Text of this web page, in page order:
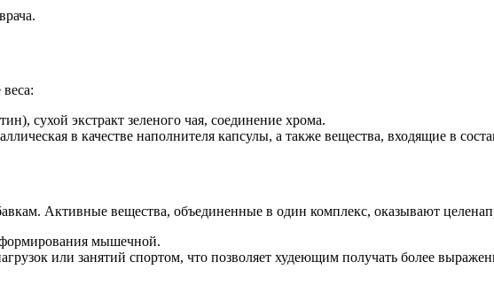
сухой экстракт зеленого чая, соединение хрома.
в качестве наполнителя капсулы, а также вещества, входящие в
Активные вещества, объединенные в один комплекс, оказывают
мышечной.
или занятий спортом, что позволяет худеющим получать более